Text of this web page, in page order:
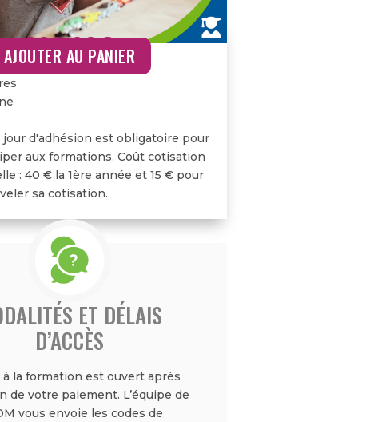
299,00€
AJOUTER AU PANIER
jour d'adhésion est obligatoire pour
aux formations. Coût cotisation
: 40 € la 1ère année et 15 € pour
sa cotisation.
ET DÉLAIS
D’ACCÈS
à la formation est ouvert après
de votre paiement. L’équipe de
vous envoie les codes de